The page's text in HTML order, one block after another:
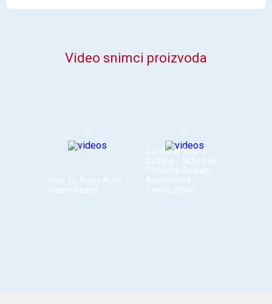
Video snimci proizvoda
How To Apply Auto
Seam Sealer
Car Body Seam
Sealing - Akfix 645
PU Metal Sealant
Automotive
Construction